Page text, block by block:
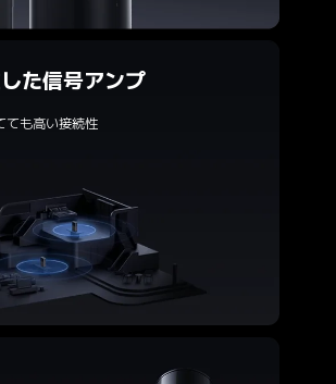
た信号アンプ
ても高い接続性